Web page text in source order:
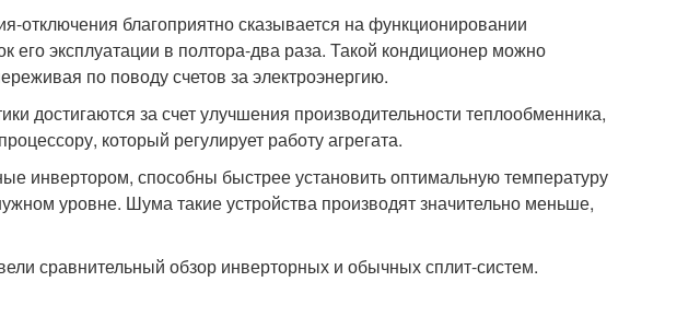
отключения благоприятно сказывается на функционировании
его эксплуатации в полтора-два раза. Такой кондиционер можно
по поводу счетов за электроэнергию.
достигаются за счет улучшения производительности теплообменника,
который регулирует работу агрегата.
инвертором, способны быстрее установить оптимальную температуру
уровне. Шума такие устройства производят значительно меньше,
сравнительный обзор инверторных и обычных сплит-систем.